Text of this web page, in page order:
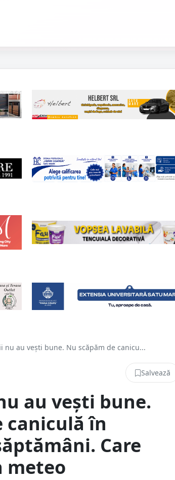
nu au vești bune. Nu scăpăm de canicu...
Salvează
au vești bune.
caniculă în
Care
meteo